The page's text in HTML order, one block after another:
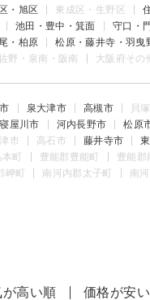
・旭区 東成区・生野区
池田・豊中・箕面
守口・
・柏原 松原・藤井寺・羽曳
野・泉南・阪南 大阪府その
泉大津市 高槻市 貝
寝屋川市 河内長野市 松原
市 高石市 藤井寺市
町 豊能郡豊能町
豊能郡
岬町 南河内郡太子町
南
が高い順 価格が安